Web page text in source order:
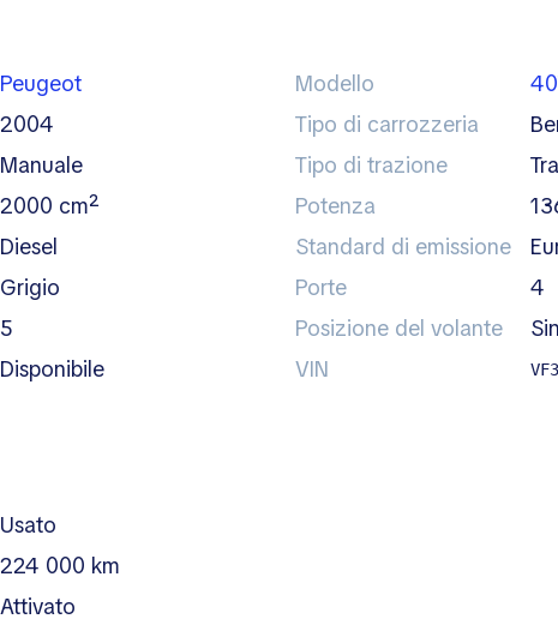
Peugeot Modello
2004 Tipo di carrozzeria
manuale Tipo di trazione
2000 cm² Potenza
diesel Standard di emissione
grigio Porte
4
5 Posizione del volante
disponibile VIN
Usato
224 000 km
attivato